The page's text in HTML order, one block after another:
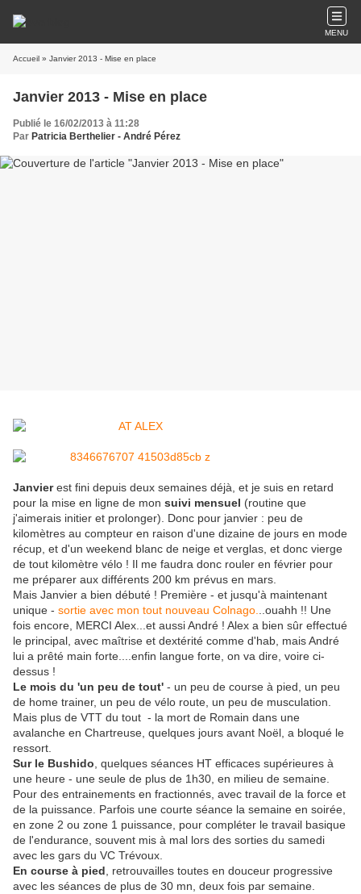
MENU
Accueil » Janvier 2013 - Mise en place
Janvier 2013 - Mise en place
Publié le 16/02/2013 à 11:28
Par Patricia Berthelier - André Pérez
Janvierest fini depuis deux semaines déjà, et je suis en retard
pour la mise en ligne de mon suivi mensuel (routine que
j'aimerais initier et prolonger). Donc pour janvier : peu de
kilomètres au compteur en raison d'une dizaine de jours en mode
récup, et d'un weekend blanc de neige et verglas, et donc vierge
de tout kilomètre vélo ! Il me faudra donc rouler en février pour
me préparer aux différents 200 km prévus en mars.
Mais Janvier a bien débuté ! Première - et jusqu'à maintenant
unique - sortie avec mon tout nouveau Colnago.
..ouahh !! Une
fois encore, MERCI Alex...et aussi André ! Alex a bien sûr effectué
le principal, avec maîtrise et dextérité comme d'hab, mais André
lui a prêté main forte....enfin langue forte, on va dire, voire ci-
dessus !
Le mois du 'un peu de tout' - un peu de course à pied, un peu
de home trainer, un peu de vélo route, un peu de musculation.
Mais plus de VTT du tout - la mort de Romain dans une
avalanche en Chartreuse, quelques jours avant Noël, a bloqué le
ressort.
Sur le Bushido , quelques séances HT efficaces supérieures à
une heure - une seule de plus de 1h30, en milieu de semaine.
Pour des entrainements en fractionnés, avec travail de la force et
de la puissance. Parfois une courte séance la semaine en soirée,
en zone 2 ou zone 1 puissance, pour compléter le travail basique
de l'endurance, souvent mis à mal lors des sorties du samedi
avec les gars du VC Trévoux.
En course à pied , retrouvailles toutes en douceur progressive
avec les séances de plus de 30 mn, deux fois par semaine.